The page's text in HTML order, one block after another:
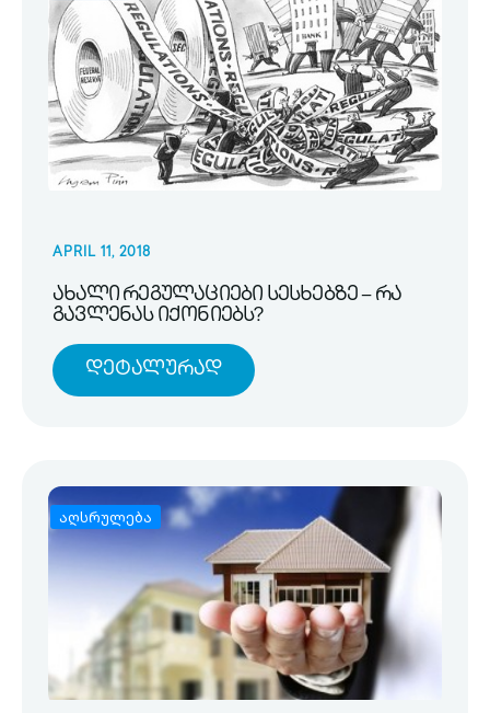
APRIL 11, 2018
ახალი რეგულაციები სესხებზე – რა
გავლენას იქონიებს?
Დეტალურად
აღსრულება